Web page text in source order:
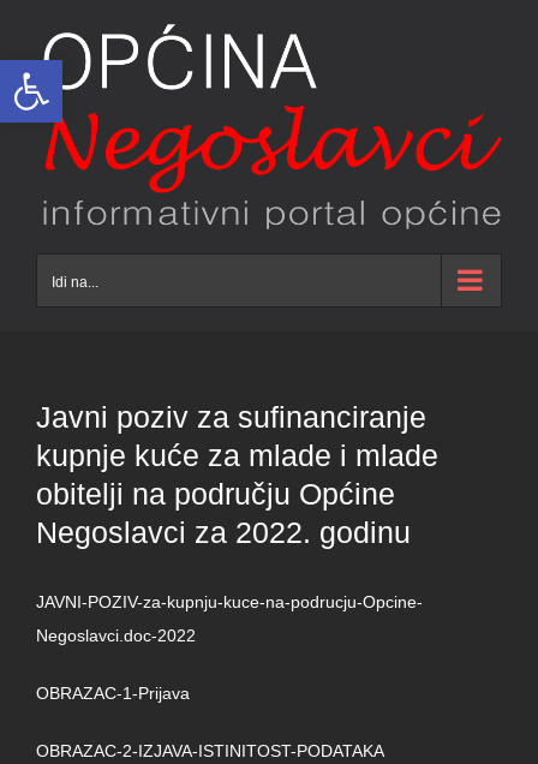
Open toolbar
content
Idi na...
Javni poziv za sufinanciranje
kupnje kuće za mlade i mlade
obitelji na području Općine
Negoslavci za 2022. godinu
JAVNI-POZIV-za-kupnju-kuce-na-podrucju-Opcine-
Negoslavci.doc-2022
OBRAZAC-1-Prijava
OBRAZAC-2-IZJAVA-ISTINITOST-PODATAKA